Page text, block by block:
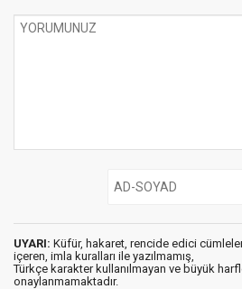
UYARI: Küfür, hakaret, rencide edici
içeren, imla kuralları ile yazılmamış,
Türkçe karakter kullanılmayan ve büyük
onaylanmamaktadır.